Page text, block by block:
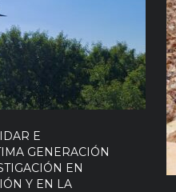
E
GENERACIÓN
EN
Y EN LA